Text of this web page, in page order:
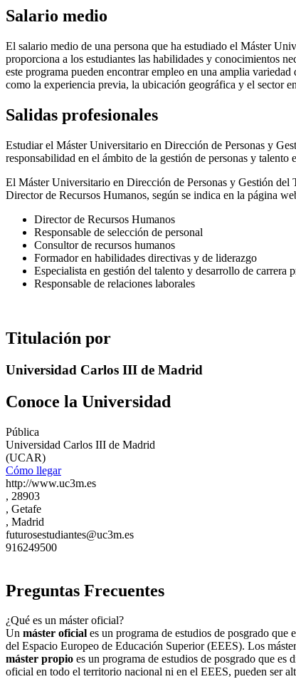
Salario medio
El salario medio de una persona que ha estudiado el Máster
proporciona a los estudiantes las habilidades y conocimientos
este programa pueden encontrar empleo en una amplia
como la experiencia previa, la ubicación geográfica y el sector
Salidas profesionales
Estudiar el Máster Universitario en Dirección de Personas y
responsabilidad en el ámbito de la gestión de personas y talento
El Máster Universitario en Dirección de Personas y Gestión del
Director de Recursos Humanos, según se indica en la página
Director de Recursos Humanos
Responsable de selección de personal
Consultor de recursos humanos
Formador en habilidades directivas y de liderazgo
Especialista en gestión del talento y desarrollo de carrera
Responsable de relaciones laborales
Titulación por
Universidad Carlos III de Madrid
Conoce la Universidad
Pública
Universidad Carlos III de Madrid
(UCAR)
Cómo llegar
http://www.uc3m.es
, 28903
, Getafe
, Madrid
futurosestudiantes@uc3m.es
916249500
Preguntas Frecuentes
¿Qué es un máster oficial?
Un máster oficial es un programa de estudios de posgrado
del Espacio Europeo de Educación Superior (EEES). Los
máster propio es un programa de estudios de posgrado que
oficial en todo el territorio nacional ni en el EEES, pueden ser